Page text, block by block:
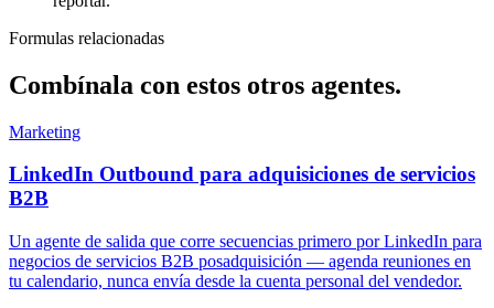
Formulas relacionadas
Combínala con estos otros agentes.
Marketing
LinkedIn Outbound para adquisiciones de servicios
B2B
Un agente de salida que corre secuencias primero por LinkedIn para
negocios de servicios B2B posadquisición — agenda reuniones en
tu calendario, nunca envía desde la cuenta personal del vendedor.